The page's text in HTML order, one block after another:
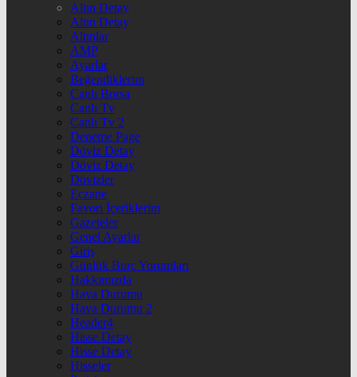
Altın Detay
Altın Detay
Altınlar
AMP
Ayarlar
Beğendiklerim
Canlı Borsa
Canlı Tv
Canlı Tv 2
Deneme Page
Döviz Detay
Döviz Detay
Dövizler
Eczane
Favori İçeriklerim
Gazeteler
Genel Ayarlar
Giriş
Günlük Burç Yorumları
Hakkımızda
Hava Durumu
Hava Durumu 2
Header4
Hisse Detay
Hisse Detay
Hisseler